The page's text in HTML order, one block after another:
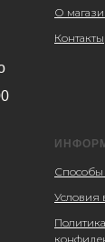
О
Контакты
Способы
Условия
Политика